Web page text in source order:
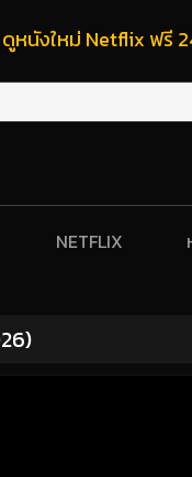
หนังใหม่ Netflix ฟรี
NETFLIX